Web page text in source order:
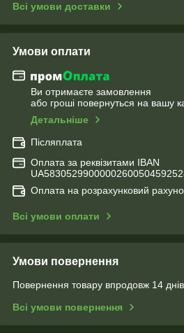
Всі умови доставки
Умови оплати
Ви отримаєте замовлення
або гроші повернуться на вашу
Детальніше
Післяплата
Оплата за реквізитами IBAN
Оплата на розрахунковий
Всі умови оплати
Умови повернення
Повернення товару впродовж 14
Всі умови повернення